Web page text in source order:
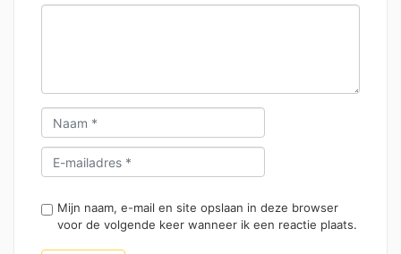
Mijn naam, e-mail en site opslaan in deze browser
voor de volgende keer wanneer ik een reactie plaats.